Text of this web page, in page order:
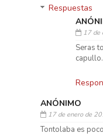
Respuestas
17 de
Seras
capullo.
ANÓNIMO
17 de enero de
Tontolaba es